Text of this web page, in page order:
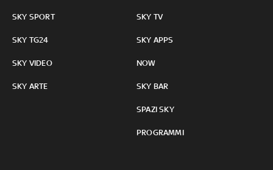
SKY SPORT
SKY TG24
SKY VIDEO
SKY ARTE
SKY TV
SKY APPS
NOW
SKY BAR
SPAZI SKY
PROGRAMMI